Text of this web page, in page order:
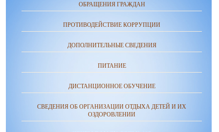
ОБРАЩЕНИЯ ГРАЖДАН
ПРОТИВОДЕЙСТВИЕ КОРРУПЦИИ
ДОПОЛНИТЕЛЬНЫЕ СВЕДЕНИЯ
ПИТАНИЕ
ДИСТАНЦИОННОЕ ОБУЧЕНИЕ
СВЕДЕНИЯ ОБ ОРГАНИЗАЦИИ ОТДЫХА ДЕТЕЙ И ИХ
ОЗДОРОВЛЕНИИ